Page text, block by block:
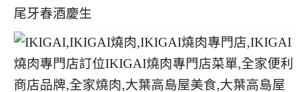
尾牙春酒慶生